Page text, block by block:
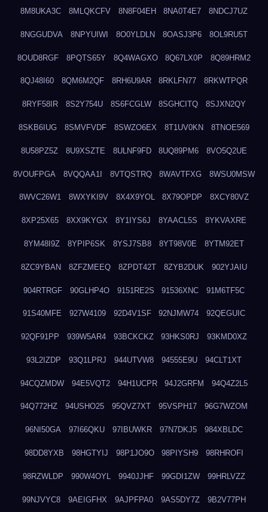
8M8UKA3C 8MLQKCFV 8N8F04EH 8NA0T4E7 8NDCJ7UZ
8NGGUDVA 8NPYUIWI 8O0YLDLN 8OASJ3P6 8OL9RU5T
8OUD8RGF 8PQTS65Y 8Q4WAGXO 8Q67LX0P 8Q89HRM2
8QJ48I60 8QM6M2QF 8RH6U9AR 8RKLFN77 8RKWTPQR
8RYF58IR 8S2Y754U 8S6FCGLW 8SGHCITQ 8SJXN2QY
8SKB6IUG 8SMVFVDF 8SWZO6EX 8T1UV0KN 8TNOE569
8U58PZ5Z 8U9XSZTE 8ULNF9FD 8UQ89PM6 8VO5Q2UE
8VOUFPGA 8VQQAA1I 8VTQSTRQ 8WAVTFXG 8WSU0MSW
8WVC26W1 8WXYKI9V 8X4X9YOL 8X79OPDP 8XCY80VZ
8XP25X65 8XX9KYGX 8Y1IYS6J 8YAACL5S 8YKVAXRE
8YM48I9Z 8YPIP6SK 8YSJ7SB8 8YT98V0E 8YTM92ET
8ZC9YBAN 8ZFZMEEQ 8ZPDT42T 8ZYB2DUK 902YJAIU
904RTRGF 90GLHP4O 9151RE2S 91536XNC 91M6TF5C
91S40MFE 927W4109 92D4V1SF 92NJMW74 92QEGUIC
92QF91PP 939W5AR4 93BCKCKZ 93HKS0RJ 93KMD0XZ
93L2IZDP 93Q1LPRJ 944UTVW8 94555E9U 94CLT1XT
94CQZMDW 94E5VQT2 94H1UCPR 94J2GRFM 94Q4Z2L5
94Q772HZ 94USHO25 95QVZ7XT 95VSPH17 96G7WZOM
96NI50GA 97I66QKU 97IBUWKR 97N7DKJ5 984XBLDC
98DD8YXB 98HGTYIJ 98P1JO9O 98PIYSH9 98RHROFI
98RZWLDP 990W4OYL 9940JJHF 99GDI1ZW 99HRLVZZ
99NJVYC8 9AEIGFHX 9AJPFPA0 9AS5DY7Z 9B2V77PH